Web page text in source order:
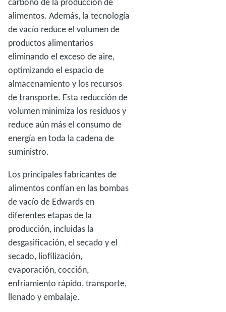
alimentos. Además, la tecnología
de vacío reduce el volumen de
productos alimentarios
eliminando el exceso de aire,
optimizando el espacio de
almacenamiento y los recursos
de transporte. Esta reducción de
volumen minimiza los residuos y
reduce aún más el consumo de
energía en toda la cadena de
suministro.
Los principales fabricantes de
alimentos confían en las bombas
de vacío de Edwards en
diferentes etapas de la
producción, incluidas la
desgasificación, el secado y el
secado, liofilización,
evaporación, cocción,
enfriamiento rápido, transporte,
llenado y embalaje.